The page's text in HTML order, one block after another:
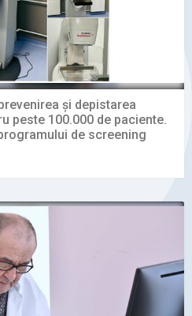
și depistarea
peste 100.000 de paciente.
de screening